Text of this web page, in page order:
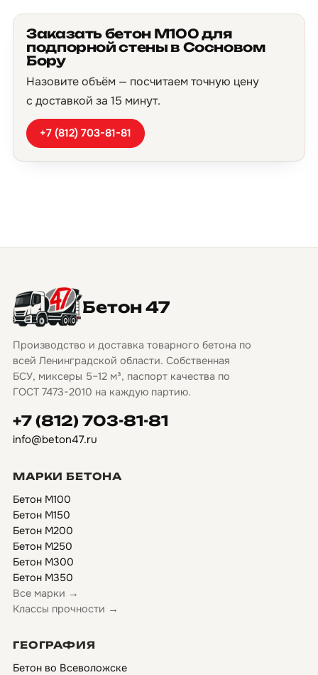
Заказать бетон М100 для
подпорной стены в Сосновом
Бору
Назовите объём — посчитаем точную цену
с доставкой за 15 минут.
+7 (812) 703-81-81
Бетон 47
Производство и доставка товарного бетона по
всей Ленинградской области. Собственная
БСУ, миксеры 5–12 м³, паспорт качества по
ГОСТ 7473-2010 на каждую партию.
+7 (812) 703-81-81
info@beton47.ru
МАРКИ БЕТОНА
Бетон М100
Бетон М150
Бетон М200
Бетон М250
Бетон М300
Бетон М350
Все марки →
Классы прочности →
ГЕОГРАФИЯ
Бетон во Всеволожске